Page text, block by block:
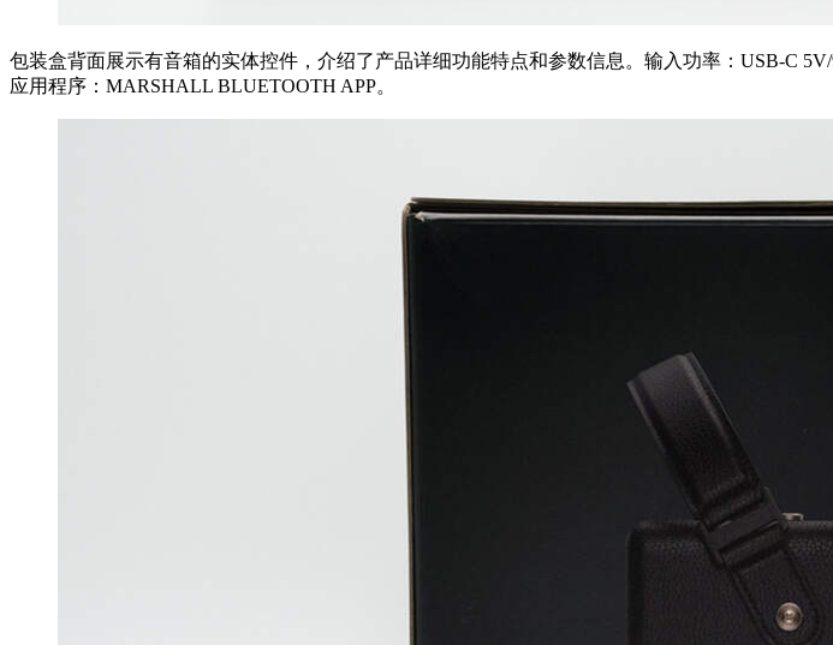
包装盒背面展示有音箱的实体控件，介绍了产品详细功能特点和参数信息。输入功率：USB-C
应用程序：MARSHALL BLUETOOTH APP。